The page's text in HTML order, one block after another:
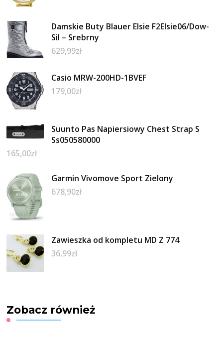
Damskie Buty Blauer Elsie F2Elsie06/Dow-
Sil – Srebrny
629,99zł
Casio MRW-200HD-1BVEF
179,00zł
Suunto Pas Napiersiowy Chest Strap S
Ss050580000
165,00zł
Garmin Vivomove Sport Zielony
678,90zł
Zawieszka od kompletu MD Z 774
36,99zł
Zobacz również